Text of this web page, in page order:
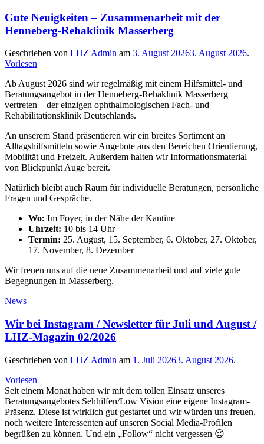
Gute Neuigkeiten – Zusammenarbeit mit der
Henneberg-Rehaklinik Masserberg
Geschrieben von LHZ Admin am 3. August 20263. August 2026.
Vorlesen
Ab August 2026 sind wir regelmäßig mit einem Hilfsmittel- und
Beratungsangebot in der Henneberg-Rehaklinik Masserberg
vertreten – der einzigen ophthalmologischen Fach- und
Rehabilitationsklinik Deutschlands.
An unserem Stand präsentieren wir ein breites Sortiment an
Alltagshilfsmitteln sowie Angebote aus den Bereichen Orientierung,
Mobilität und Freizeit. Außerdem halten wir Informationsmaterial
von Blickpunkt Auge bereit.
Natürlich bleibt auch Raum für individuelle Beratungen, persönliche
Fragen und Gespräche.
Wo: Im Foyer, in der Nähe der Kantine
Uhrzeit: 10 bis 14 Uhr
Termin: 25. August, 15. September, 6. Oktober, 27. Oktober,
17. November, 8. Dezember
Wir freuen uns auf die neue Zusammenarbeit und auf viele gute
Begegnungen in Masserberg.
News
Wir bei Instagram / Newsletter für Juli und August /
LHZ-Magazin 02/2026
Geschrieben von LHZ Admin am 1. Juli 20263. August 2026.
Vorlesen
Seit einem Monat haben wir mit dem tollen Einsatz unseres
Beratungsangebotes Sehhilfen/Low Vision eine eigene Instagram-
Präsenz. Diese ist wirklich gut gestartet und wir würden uns freuen,
noch weitere Interessenten auf unseren Social Media-Profilen
begrüßen zu können. Und ein „Follow“ nicht vergessen 😉